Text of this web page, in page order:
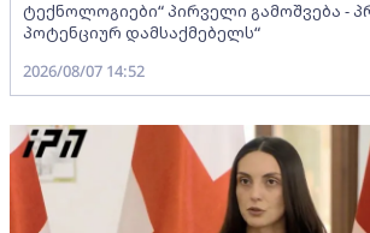
ტექნოლოგიები“ პირველი გამოშვება -
პოტენციურ დამსაქმებელს“
2026/08/07 14:52